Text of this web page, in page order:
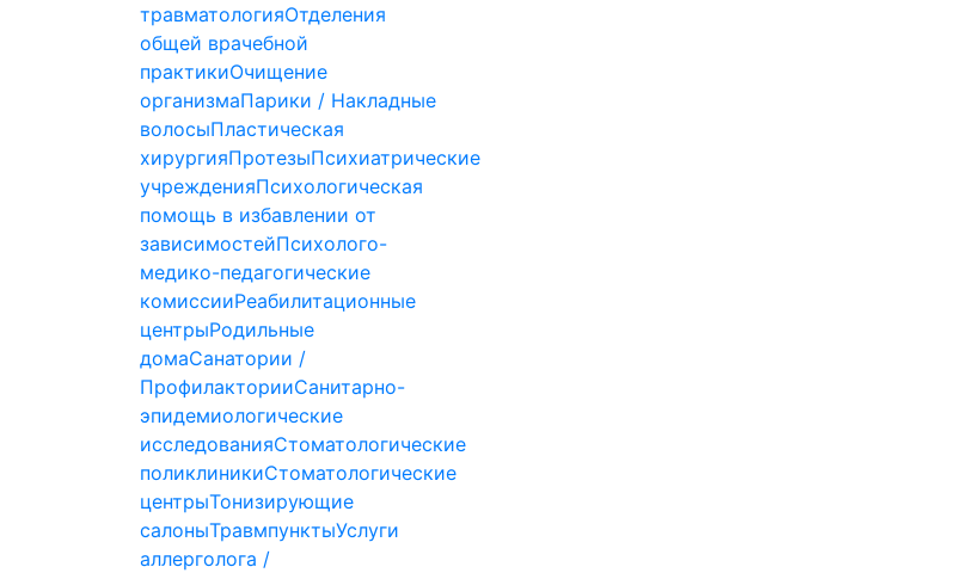
травматологияОтделения
общей врачебной
практикиОчищение
организмаПарики / Накладные
волосыПластическая
хирургияПротезыПсихиатрические
учрежденияПсихологическая
помощь в избавлении от
зависимостейПсихолого-
медико-педагогические
комиссииРеабилитационные
центрыРодильные
домаСанатории /
ПрофилакторииСанитарно-
эпидемиологические
исследованияСтоматологические
поликлиникиСтоматологические
центрыТонизирующие
салоныТравмпунктыУслуги
аллерголога /